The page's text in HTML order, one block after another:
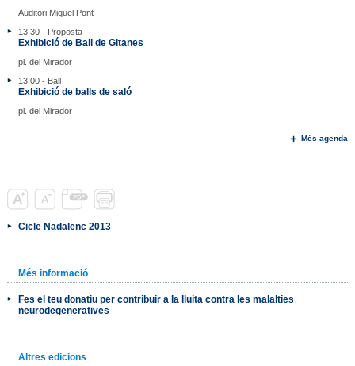
Auditori Miquel Pont
13.30 - Proposta
Exhibició de Ball de Gitanes
pl. del Mirador
13.00 - Ball
Exhibició de balls de saló
pl. del Mirador
Més agenda
Cicle Nadalenc 2013
Més informació
Fes el teu donatiu per contribuir a la lluita contra les malalties
neurodegeneratives
Altres edicions